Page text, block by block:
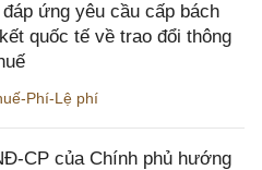
ứng yêu cầu cấp bách
quốc tế về trao đổi thông
Phí-Lệ phí
CP của Chính phủ hướng